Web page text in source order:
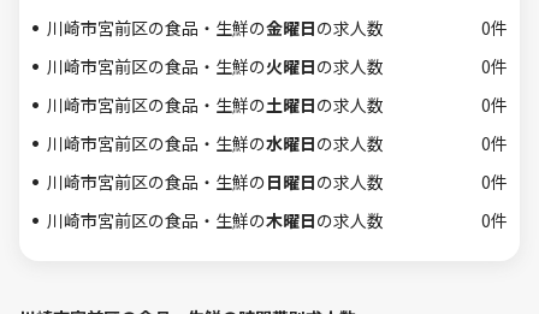
川崎市宮前区の食品・生鮮の金曜日の求人数
0件
川崎市宮前区の食品・生鮮の火曜日の求人数
0件
川崎市宮前区の食品・生鮮の土曜日の求人数
0件
川崎市宮前区の食品・生鮮の水曜日の求人数
0件
川崎市宮前区の食品・生鮮の日曜日の求人数
0件
川崎市宮前区の食品・生鮮の木曜日の求人数 0件